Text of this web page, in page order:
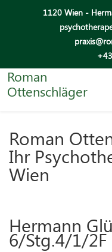
1120 Wien -
Roman
Ottenschläger
Roman
Ihr
Wien
Hermann
6/Stg.4/1/2F